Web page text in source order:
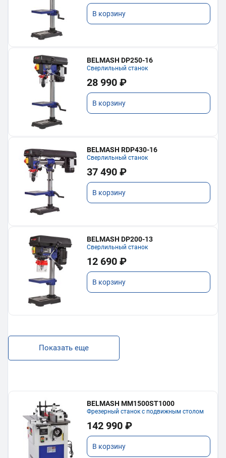
В корзину
BELMASH DP250-16
Сверлильный станок
28 990 ₽
В корзину
BELMASH RDP430-16
Сверлильный станок
37 490 ₽
В корзину
BELMASH DP200-13
Сверлильный станок
12 690 ₽
В корзину
Показать еще
BELMASH MM1500ST1000
Фрезерный станок с подвижным столом
142 990 ₽
В корзину